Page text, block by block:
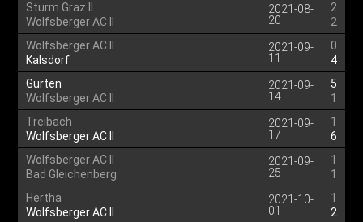
Sturm Graz II
Wolfsberger AC II
2021-08-
20
2
2
Wolfsberger AC II
Kalsdorf
2021-09-
11
0
4
Gurten
Wolfsberger AC II
2021-09-
14
5
1
Treibach
Wolfsberger AC II
2021-09-
17
1
6
Wolfsberger AC II
Bad Gleichenberg
2021-09-
25
1
1
Hertha
Wolfsberger AC II
2021-10-
01
1
2